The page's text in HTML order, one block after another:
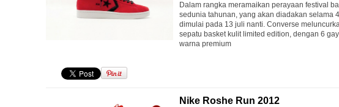
Dalam rangka meramaikan perayaan festival
sedunia tahunan, yang akan diadakan selama
dimulai pada 13 juli nanti. Converse
sepatu basket kulit limited edition, dengan 6
warna premium
Nike Roshe Run 2012